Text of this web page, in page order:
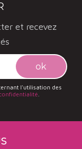
et recevez
l'utilisation des
.